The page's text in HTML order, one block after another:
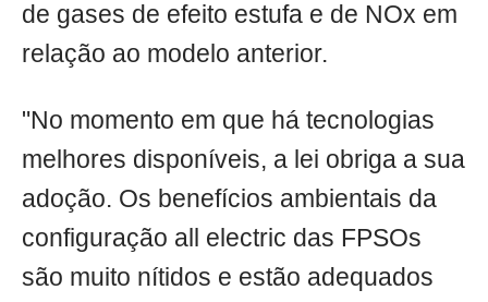
de gases de efeito estufa e de NOx em
relação ao modelo anterior.
"No momento em que há tecnologias
melhores disponíveis, a lei obriga a sua
adoção. Os benefícios ambientais da
configuração all electric das FPSOs
são muito nítidos e estão adequados